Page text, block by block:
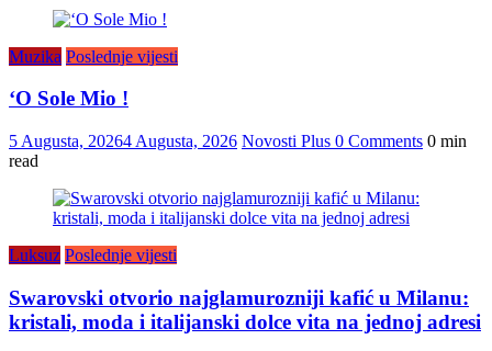
Muzika Poslednje vijesti
‘O Sole Mio !
5 Augusta, 20264 Augusta, 2026 Novosti Plus 0 Comments 0 min
read
Luksuz Poslednje vijesti
Swarovski otvorio najglamurozniji kafić u Milanu:
kristali, moda i italijanski dolce vita na jednoj adresi